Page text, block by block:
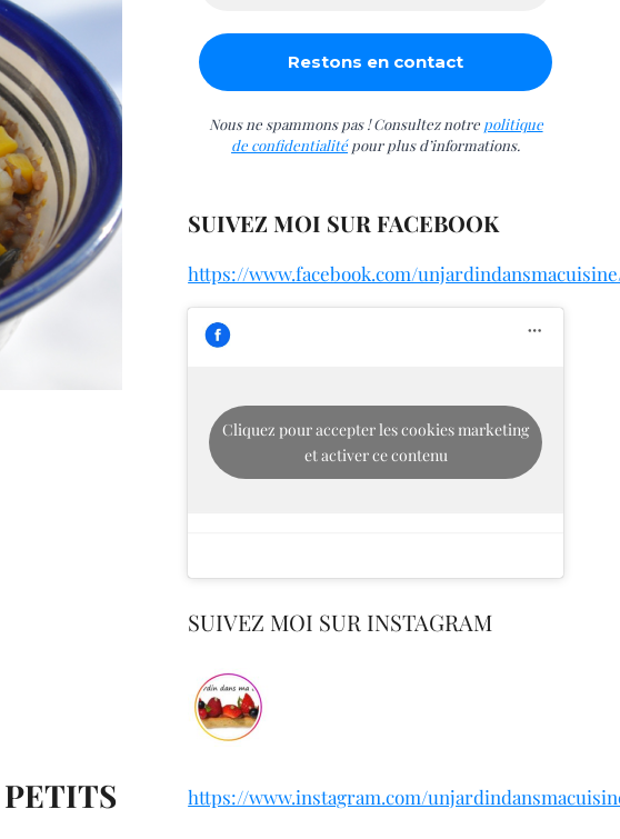
Nous ne spammons pas ! Consultez notre politique
de confidentialitépour plus d’informations.
SUIVEZ MOI SUR FACEBOOK
https://www.facebook.com/
Cliquez pour accepter les cookies marketing
et activer ce contenu
SUIVEZ MOI SUR INSTAGRAM
https://www.instagram.com/